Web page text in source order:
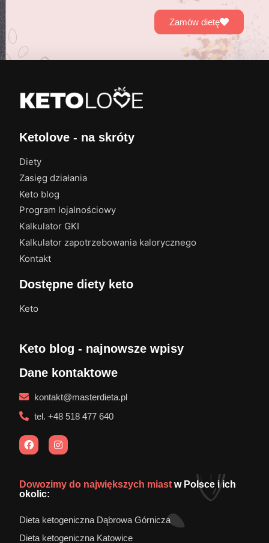
Zamów dietę
Ketolove - na skróty
Diety
Zasięg działania
Keto blog
Program lojalnościowy
Kalkulator GKI
Kalkulator zapotrzebowania kalorycznego
Kontakt
Dostępne diety keto
Keto
Keto blog - najnowsze wpisy
Dane kontaktowe
kontakt@masterdieta.pl
tel. +48 518 477 640
Dowozimy do największych miast w Polsce i ich
okolic:
Dieta ketogeniczna Dąbrowa Górnicza
Dieta ketogeniczna Katowice